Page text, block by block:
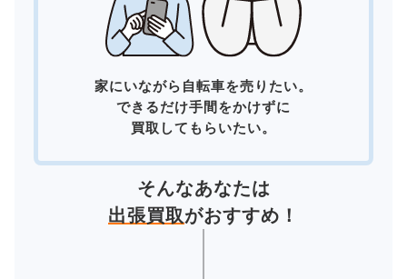
家にいながら自転車を売りたい。
できるだけ手間をかけずに
買取してもらいたい。
そんなあなたは
出張買取がおすすめ！